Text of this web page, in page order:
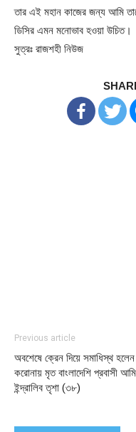
তার এই মহান কাজের জন্য আমি
ডিসির এমন মনোভাব হওয়া উচিত।
সুত্রঃ রাজশহী নিউজ
Previous article
অবশেষে ক্রেন দিয়ে সমাধিস্থ হলেন
করোনায় মৃত বাংলাদেশি প্রবাসী
ইন্দ্রালিব তৃশা (৩৮)